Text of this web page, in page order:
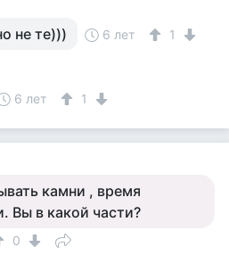
не те))) 6 лет 1
6 лет 1
камни , время
Вы в какой части?
0